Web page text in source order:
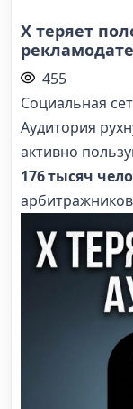
X теряет
455
Социальная
Аудитория
активно
176 тысяч